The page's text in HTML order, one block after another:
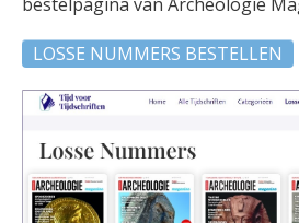
LOSSE NUMMERS BESTELLEN